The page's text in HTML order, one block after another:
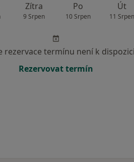
Zítra
9 Srpen
Po
10 Srpen
Út
11 Srpen
rezervace termínu není k dispozici
Rezervovat termín